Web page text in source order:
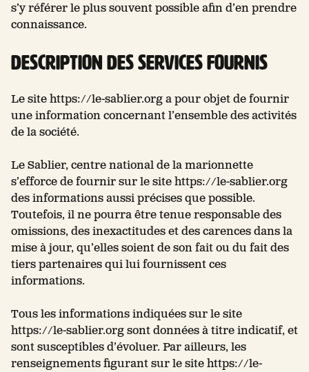
s’y référer le plus souvent possible afin d’en prendre
connaissance.
Description des services fournis
Le site https://le-sablier.org a pour objet de fournir
une information concernant l’ensemble des activités
de la société.
Le Sablier, centre national de la marionnette
s’efforce de fournir sur le site https://le-sablier.org
des informations aussi précises que possible.
Toutefois, il ne pourra être tenue responsable des
omissions, des inexactitudes et des carences dans la
mise à jour, qu’elles soient de son fait ou du fait des
tiers partenaires qui lui fournissent ces
informations.
Tous les informations indiquées sur le site
https://le-sablier.org sont données à titre indicatif, et
sont susceptibles d’évoluer. Par ailleurs, les
renseignements figurant sur le site https://le-